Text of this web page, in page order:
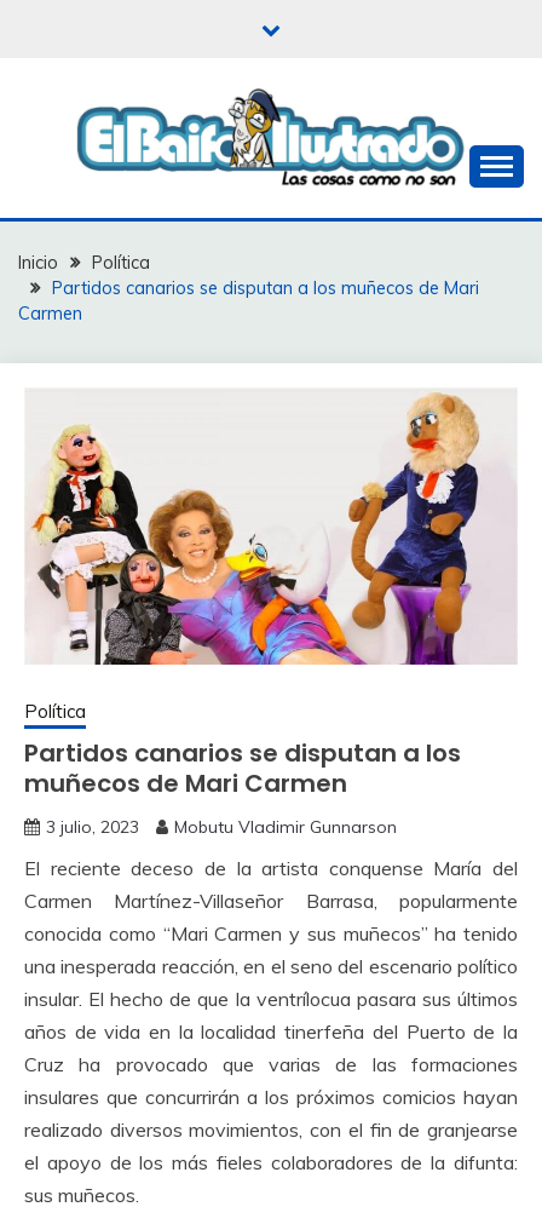
EL BAIFO ILUSTRADO
Inicio
Política
Partidos canarios se disputan a los muñecos de Mari
Carmen
Política
Partidos canarios se disputan a los
muñecos de Mari Carmen
3 julio, 2023 Mobutu Vladimir Gunnarson
El reciente deceso de la artista conquense María del
Carmen Martínez-Villaseñor Barrasa, popularmente
conocida como “Mari Carmen y sus muñecos” ha tenido
una inesperada reacción, en el seno del escenario político
insular. El hecho de que la ventrílocua pasara sus últimos
años de vida en la localidad tinerfeña del Puerto de la
Cruz ha provocado que varias de las formaciones
insulares que concurrirán a los próximos comicios hayan
realizado diversos movimientos, con el fin de granjearse
el apoyo de los más fieles colaboradores de la difunta:
sus muñecos.